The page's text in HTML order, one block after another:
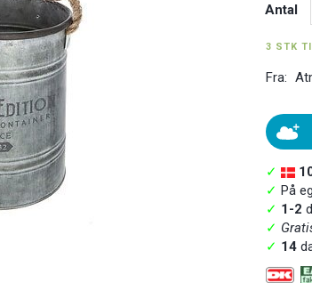
Antal
3 STK
Fra:
✓
✓ På
✓ 1-2
✓
✓ 14